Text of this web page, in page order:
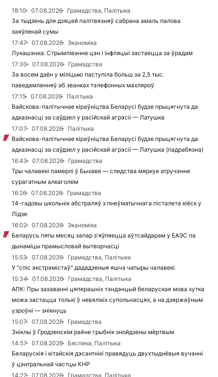
18:10 07.08.2026
Грамадства, Палітыка
За тыдзень для дзяцей палітвязняў сабрана амаль палова
заяўленай сумы
17:47
07.08.2026
Эканоміка
Лукашэнка: Стрымліванне цэн і інфляцыі застаецца за ўрадам
17:30
07.08.2026
Грамадства
За восем дзён у міліцыю паступіла больш за 2,5 тыс.
паведамленняў аб званках тэлефонных махляроў
17:15
07.08.2026
Палітыка
Вайскова-палітычнае кіраўніцтва Беларусі будзе прыцягнута да
адказнасці за саўдзел у расійскай агрэсіі — Латушка
17:07
07.08.2026
Палітыка
Вайскова-палітычнае кіраўніцтва Беларусі будзе прыцягнута да
адказнасці за саўдзел у расійскай агрэсіі — Латушка (падрабязна)
16:43
07.08.2026
Грамадства
Тры чалавекі памерлі ў Быхаве — следства мяркуе атручэнне
сурагатным алкаголем
16:26
07.08.2026
Грамадства
14-гадовы школьнік абстраляў з пнеўматычнага пісталета кіёск у
Лідзе
16:02
07.08.2026
Эканоміка
Беларусь пяты месяц запар з'яўляецца аўтсайдарам у ЕАЭС па
дынаміцы прамысловай вытворчасці
15:53
07.08.2026
Грамадства, Палітыка
У "спіс экстрэмістаў" дададзеныя яшчэ чатыры чалавекі
15:34
07.08.2026
Грамадства, Палітыка
АПК: Пры захаванні цяперашніх тэндэнцый беларуская мова хутка
можа застацца толькі ў невялікіх супольнасцях, а на дзяржаўным
узроўні — знікнуць
15:07
07.08.2026
Грамадства
Зніклы ў Гродзенскім раёне грыбнік знойдзены мёртвым
14:57
07.08.2026
Бяспека, Палітыка
Беларускія і кітайскія дэсантнікі правядуць двухтыднёвыя вучэнні
ў цэнтральнай частцы КНР
14:27
07.08.2026
Грамадства, Палітыка